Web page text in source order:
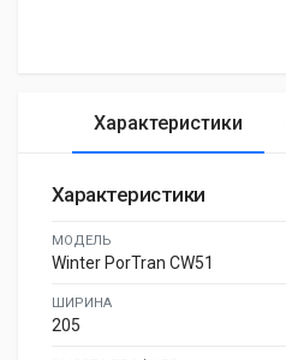
Характеристики
Характеристики
МОДЕЛЬ
Winter PorTran CW51
ШИРИНА
205